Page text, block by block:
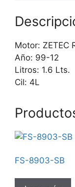
Motor: ZETEC
Año: 99-12
Litros: 1.6 Lts.
Cil: 4L
FS-8903-SB